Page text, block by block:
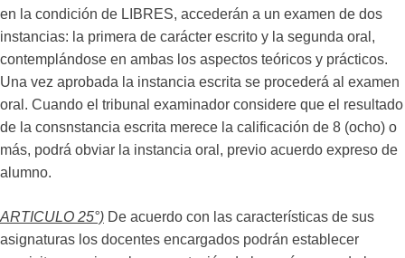
en la condición de LIBRES, accederán a un examen de dos
instancias: la primera de carácter escrito y la segunda oral,
contemplándose en ambas los aspectos teóricos y prácticos.
Una vez aprobada la instancia escrita se procederá al examen
oral. Cuando el tribunal examinador considere que el resultado
de la consnstancia escrita merece la calificación de 8 (ocho) o
más, podrá obviar la instancia oral, previo acuerdo expreso de
alumno.
ARTICULO 25°) De acuerdo con las características de sus
asignaturas los docentes encargados podrán establecer